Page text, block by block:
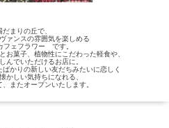
だまりの丘で、
ァンスの雰囲気を楽しめる
ェフラワー です。
お菓子、植物性にこだわった軽食や、
んでいただけるお店に。
かりの新しい友だちみたいに恋しく
かしい気持ちになれる、
またオープンいたします。